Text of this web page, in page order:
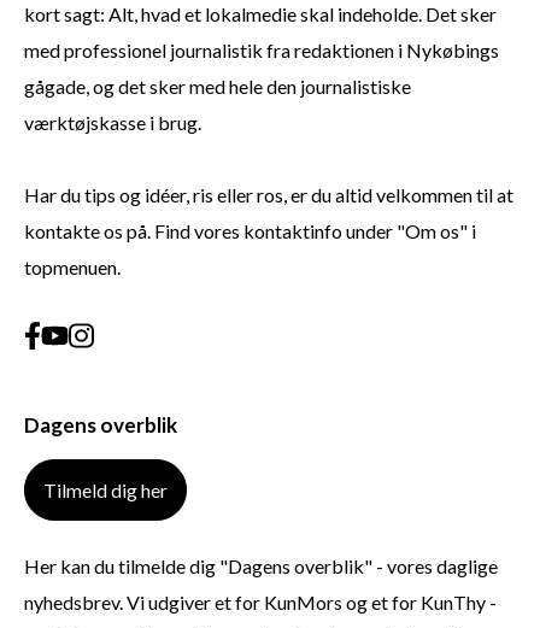
kort sagt: Alt, hvad et lokalmedie skal indeholde. Det sker
med professionel journalistik fra redaktionen i Nykøbings
gågade, og det sker med hele den journalistiske
værktøjskasse i brug.
Har du tips og idéer, ris eller ros, er du altid velkommen til at
kontakte os på. Find vores kontaktinfo under "Om os" i
topmenuen.
Dagens overblik
Tilmeld dig her
Her kan du tilmelde dig "Dagens overblik" - vores daglige
nyhedsbrev. Vi udgiver et for KunMors og et for KunThy -